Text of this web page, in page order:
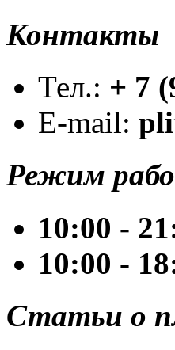
Контакты
Тел.: + 7
E-mail:
Режим
10:00 -
10:00 -
Статьи о